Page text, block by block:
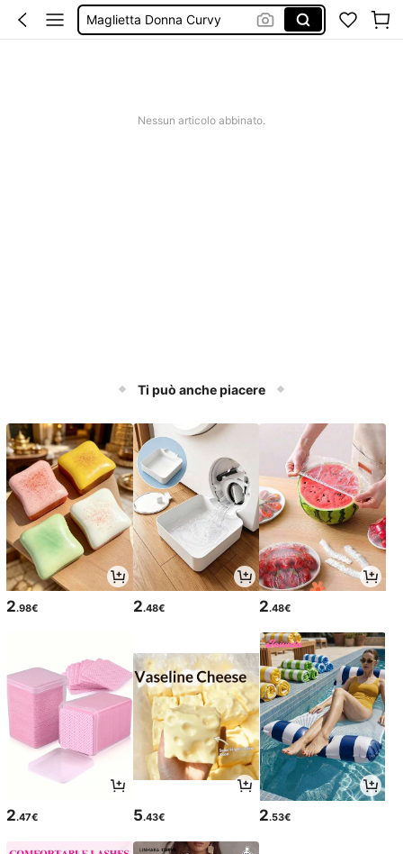
Nessun articolo abbinato.
Ti può anche piacere
2.98€ 2.48€ 2.48€
2.47€ 5.43€ 2.53€